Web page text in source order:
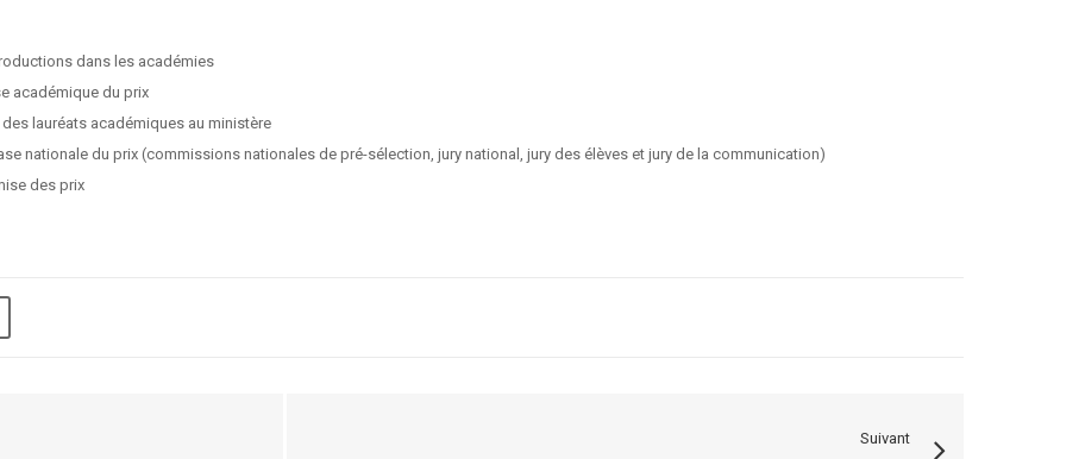
dans les académies
académique du prix
lauréats académiques au ministère
nationale du prix (commissions nationales de pré-sélection, jury national, jury des élèves et jury de la communication)
des prix
Suivant